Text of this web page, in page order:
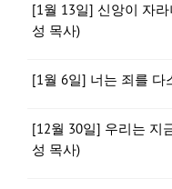
[1월 13일] 신앙이
성 목사)
[1월 6일] 너는 죄를 다
[12월 30일] 우리는 지
성 목사)